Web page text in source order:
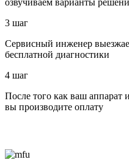
озвучиваем варианты
3 шаг
Сервисный инженер
бесплатной диагностики
4 шаг
После того как ваш аппарат
вы производите оплату